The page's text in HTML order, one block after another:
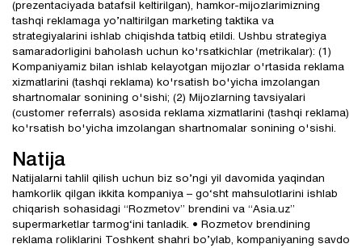
(prezentaciyada batafsil keltirilgan), hamkor-mijozlarimizning
tashqi reklamaga yo’naltirilgan marketing taktika va
strategiyalarini ishlab chiqishda tatbiq etildi. Ushbu strategiya
samaradorligini baholash uchun ko'rsatkichlar (metrikalar): (1)
Kompaniyamiz bilan ishlab kelayotgan mijozlar o'rtasida reklama
xizmatlarini (tashqi reklama) ko'rsatish bo'yicha imzolangan
shartnomalar sonining o'sishi; (2) Mijozlarning tavsiyalari
(customer referrals) asosida reklama xizmatlarini (tashqi reklama)
ko'rsatish bo'yicha imzolangan shartnomalar sonining o'sishi.
Natija
Natijalarni tahlil qilish uchun biz so’ngi yil davomida yaqindan
hamkorlik qilgan ikkita kompaniya – go‘sht mahsulotlarini ishlab
chiqarish sohasidagi “Rozmetov” brendini va “Asia.uz”
supermarketlar tarmog‘ini tanladik. • Rozmetov brendining
reklama roliklarini Toshkent shahri bo’ylab, kompaniyaning savdo